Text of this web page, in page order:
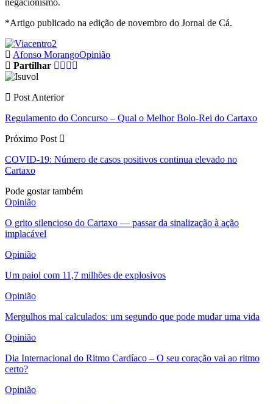
*Artigo publicado na edição de novembro do Jornal de Cá.
Afonso MorangoOpinião
Partilhar
Post Anterior
Regulamento do Concurso – Qual o Melhor Bolo-Rei do Cartaxo
Próximo Post
COVID-19: Número de casos positivos continua elevado no
Cartaxo
Pode gostar também
Opinião
O grito silencioso do Cartaxo — passar da sinalização à ação
implacável
Opinião
Um paiol com 11,7 milhões de explosivos
Opinião
Mergulhos mal calculados: um segundo que pode mudar uma vida
Opinião
Dia Internacional do Ritmo Cardíaco – O seu coração vai ao ritmo
certo?
Opinião